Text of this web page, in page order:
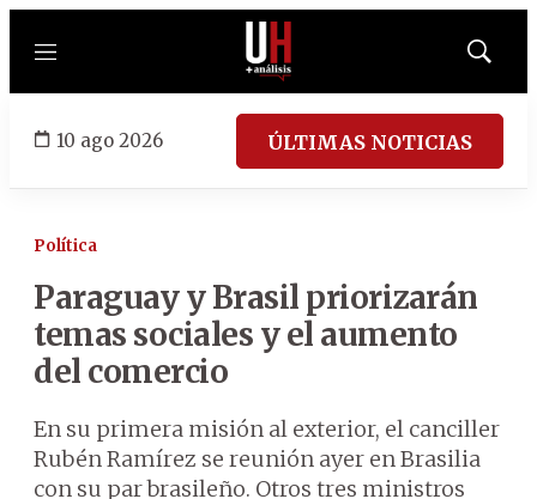
Menú
Mostrar
10 ago 2026 ÚLTIMAS NOTICIAS
Política
Paraguay y Brasil priorizarán
temas sociales y el aumento
del comercio
En su primera misión al exterior, el canciller
Rubén Ramírez se reunión ayer en Brasilia
con su par brasileño. Otros tres ministros